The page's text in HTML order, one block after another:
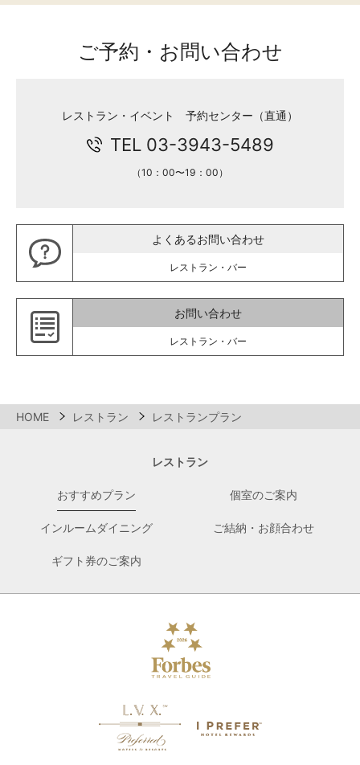
ご予約・お問い合わせ
レストラン・イベント 予約センター（直通）
TEL 03-3943-5489
（10：00〜19：00）
よくあるお問い合わせ
レストラン・バー
お問い合わせ
レストラン・バー
HOME レストラン レストランプラン
レストラン
おすすめプラン 個室のご案内
インルームダイニング ご結納・お顔合わせ
ギフト券のご案内